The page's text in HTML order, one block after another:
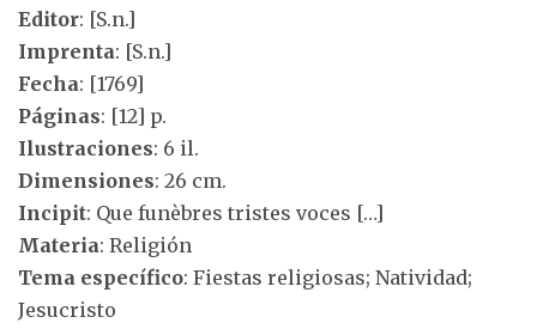
Editor: [S.n.]
Imprenta: [S.n.]
Fecha: [1769]
Páginas: [12] p.
Ilustraciones: 6 il.
Dimensiones: 26 cm.
Incipit: Que funèbres tristes voces […]
Materia: Religión
Tema específico: Fiestas religiosas; Natividad;
Jesucristo